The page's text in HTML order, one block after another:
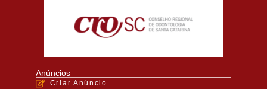
Anúncios
Criar Anúncio